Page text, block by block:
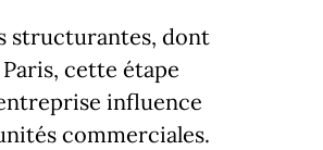
structurantes, dont
cette étape
influence
commerciales.